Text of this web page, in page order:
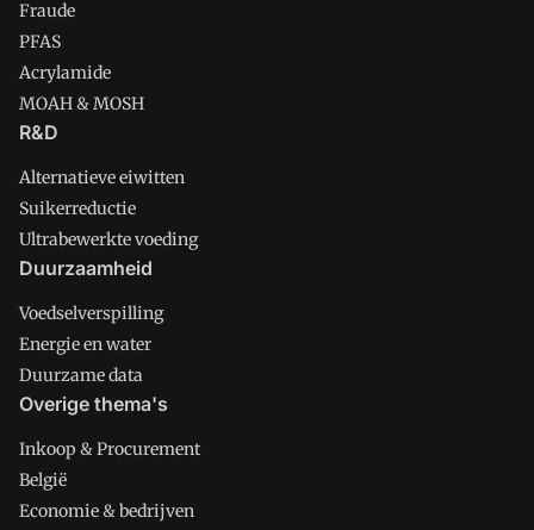
Fraude
PFAS
Acrylamide
MOAH & MOSH
R&D
Alternatieve eiwitten
Suikerreductie
Ultrabewerkte voeding
Duurzaamheid
Voedselverspilling
Energie en water
Duurzame data
Overige thema's
Inkoop & Procurement
België
Economie & bedrijven